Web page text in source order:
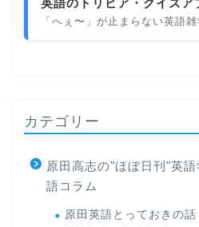
英語のトリビア・クイズア
「へぇ〜」が止まらない英語
カテゴリー
原田高志の"ほぼ日刊"英
語コラム
原田英語とっておきの話